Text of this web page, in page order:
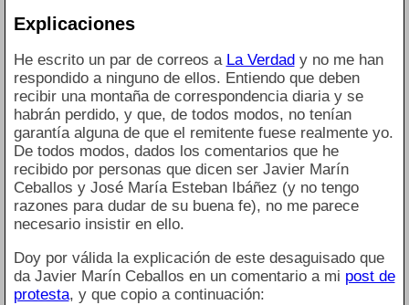
Explicaciones
He escrito un par de correos a La Verdad y no me han
respondido a ninguno de ellos. Entiendo que deben
recibir una montaña de correspondencia diaria y se
habrán perdido, y que, de todos modos, no tenían
garantía alguna de que el remitente fuese realmente yo.
De todos modos, dados los comentarios que he
recibido por personas que dicen ser Javier Marín
Ceballos y José María Esteban Ibáñez (y no tengo
razones para dudar de su buena fe), no me parece
necesario insistir en ello.
Doy por válida la explicación de este desaguisado que
da Javier Marín Ceballos en un comentario a mi post de
protesta, y que copio a continuación: